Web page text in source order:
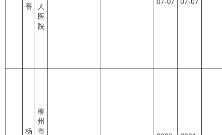
香
人
医
院
杨
柳
州
市